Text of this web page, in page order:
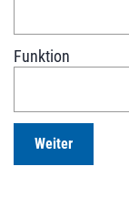
Funktion
Weiter